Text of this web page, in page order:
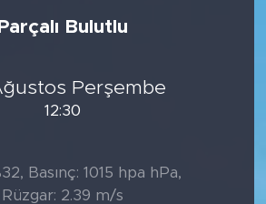
Parçalı Bulutlu
Perşembe
12:30
Basınç: 1015 hpa hPa,
Rüzgar: 2.39 m/s